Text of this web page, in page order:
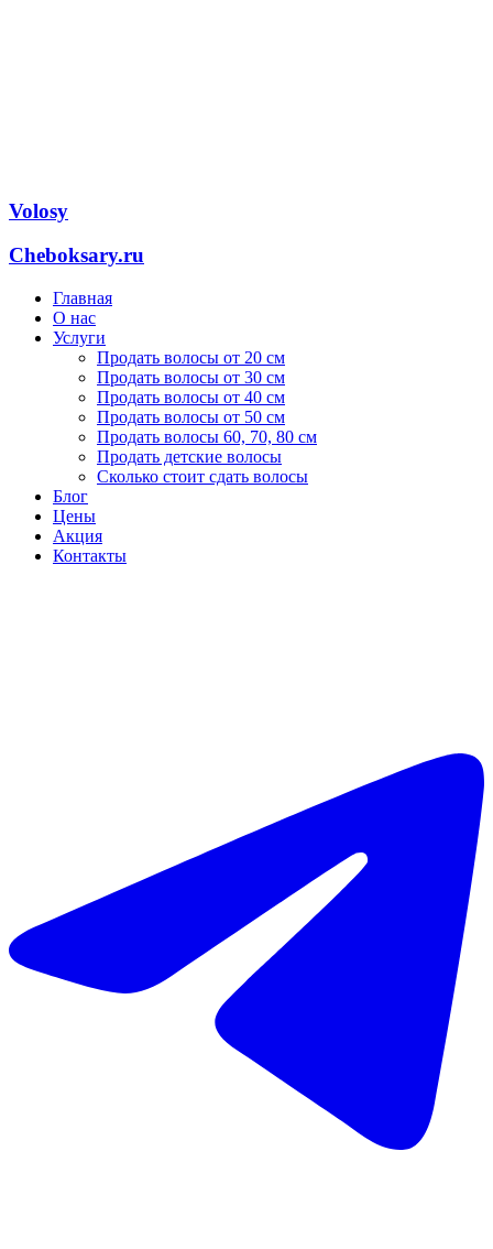
Volosy
Cheboksary.ru
Главная
О нас
Услуги
Продать волосы от 20 см
Продать волосы от 30 см
Продать волосы от 40 см
Продать волосы от 50 см
Продать волосы 60, 70, 80 см
Продать детские волосы
Сколько стоит сдать волосы
Блог
Цены
Акция
Контакты